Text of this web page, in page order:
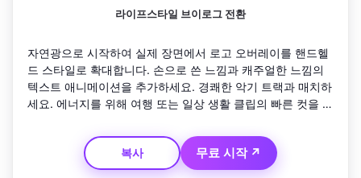
라이프스타일 브이로그 전환
자연광으로 시작하여 실제 장면에서 로고 오버레이를 핸드헬
드 스타일로 확대합니다. 손으로 쓴 느낌과 캐주얼한 느낌의
텍스트 애니메이션을 추가하세요. 경쾌한 악기 트랙과 매치하
세요. 에너지를 위해 여행 또는 일상 생활 클립의 빠른 컷을 보
는 깔끔한 페이드 투 아우트로로 마무리하세요.
복사
무료 시작 ↗